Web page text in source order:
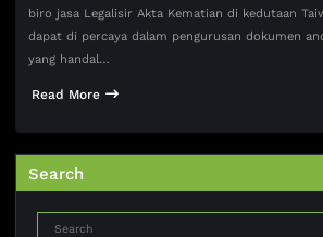
biro jasa Legalisir Akta Kematian di kedutaan
dapat di percaya dalam pengurusan dokumen
yang handal…
Read More
Search